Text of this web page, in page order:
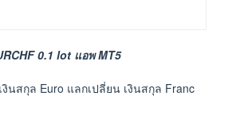
0.1 lot แอพ MT5
งินสกุล Euro แลกเปลี่ยน เงินสกุล Franc